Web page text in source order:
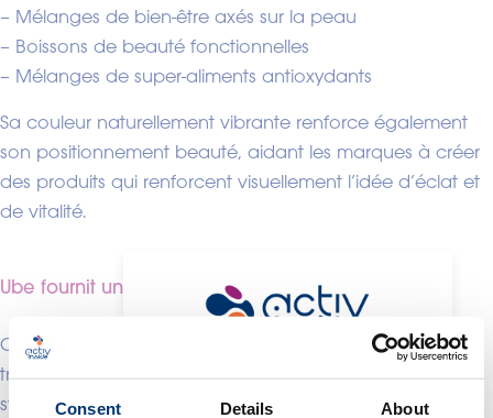
Consent Details About
Merci de sélectionner votre
marché
– Mélanges de bien-être axés sur la peau
– Boissons de beauté fonctionnelles
– Mélanges de super-aliments antioxydants
Sa couleur naturellement vibrante renforce également
son positionnement beauté, aidant les marques à créer
des produits qui renforcent visuellement l’idée d’éclat et
de vitalité.
Ube fournit un soutien énergétique naturel
Contrairement aux produits énergétiques hautement
transformés, chargés de sucres ou de stimulants
synthétiques, ube fournit des glucides complexes